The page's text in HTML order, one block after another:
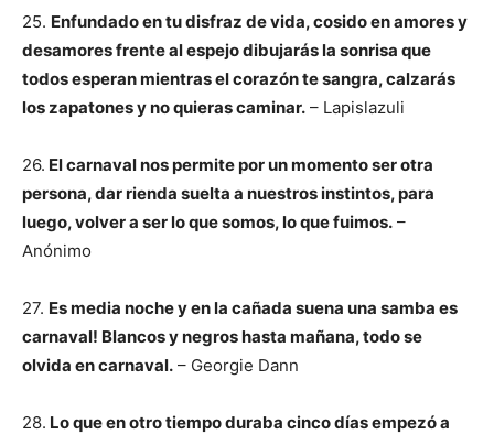
25. Enfundado en tu disfraz de vida, cosido en amores y
desamores frente al espejo dibujarás la sonrisa que
todos esperan mientras el corazón te sangra, calzarás
los zapatones y no quieras caminar. – Lapislazuli
26. El carnaval nos permite por un momento ser otra
persona, dar rienda suelta a nuestros instintos, para
luego, volver a ser lo que somos, lo que fuimos. –
Anónimo
27. Es media noche y en la cañada suena una samba es
carnaval! Blancos y negros hasta mañana, todo se
olvida en carnaval. – Georgie Dann
28. Lo que en otro tiempo duraba cinco días empezó a